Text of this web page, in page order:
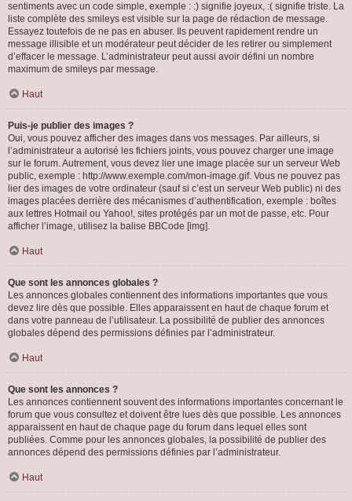
sentiments avec un code simple, exemple : :) signifie joyeux, :( signifie triste. La
liste complète des smileys est visible sur la page de rédaction de message.
Essayez toutefois de ne pas en abuser. Ils peuvent rapidement rendre un
message illisible et un modérateur peut décider de les retirer ou simplement
d’effacer le message. L’administrateur peut aussi avoir défini un nombre
maximum de smileys par message.
Haut
Puis-je publier des images ?
Oui, vous pouvez afficher des images dans vos messages. Par ailleurs, si
l’administrateur a autorisé les fichiers joints, vous pouvez charger une image
sur le forum. Autrement, vous devez lier une image placée sur un serveur Web
public, exemple : http://www.exemple.com/mon-image.gif. Vous ne pouvez pas
lier des images de votre ordinateur (sauf si c’est un serveur Web public) ni des
images placées derrière des mécanismes d’authentification, exemple : boîtes
aux lettres Hotmail ou Yahoo!, sites protégés par un mot de passe, etc. Pour
afficher l’image, utilisez la balise BBCode [img].
Haut
Que sont les annonces globales ?
Les annonces globales contiennent des informations importantes que vous
devez lire dès que possible. Elles apparaissent en haut de chaque forum et
dans votre panneau de l’utilisateur. La possibilité de publier des annonces
globales dépend des permissions définies par l’administrateur.
Haut
Que sont les annonces ?
Les annonces contiennent souvent des informations importantes concernant le
forum que vous consultez et doivent être lues dès que possible. Les annonces
apparaissent en haut de chaque page du forum dans lequel elles sont
publiées. Comme pour les annonces globales, la possibilité de publier des
annonces dépend des permissions définies par l’administrateur.
Haut